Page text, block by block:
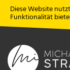
Diese Website
Funktionalität